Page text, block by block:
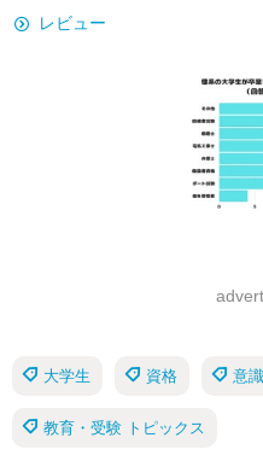
レビュー
大学生 資格 意
教育・受験 トピックス